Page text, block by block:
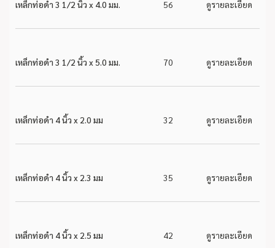
เหล็กท่อดำ 3 1/2 นิ้ว x 4.0 มม. 56 ดูรายละเอียด
เหล็กท่อดำ 3 1/2 นิ้ว x 5.0 มม. 70 ดูรายละเอียด
เหล็กท่อดำ 4 นิ้ว x 2.0 มม 32 ดูรายละเอียด
เหล็กท่อดำ 4 นิ้ว x 2.3 มม 35 ดูรายละเอียด
เหล็กท่อดำ 4 นิ้ว x 2.5 มม 42 ดูรายละเอียด